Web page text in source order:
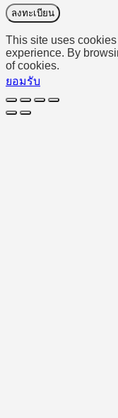
ลงทะเบียน
This site uses
experience. By
of cookies.
ยอมรับ